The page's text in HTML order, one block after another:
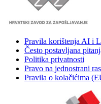
Pravila korištenja AI i
Često postavljana
Politika privatnosti
Pravo na jednostrani
Pravila o kolačićima